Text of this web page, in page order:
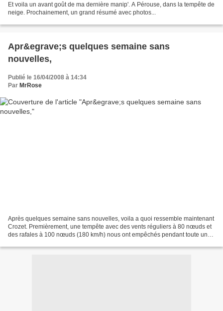
Et voila un avant goût de ma dernière manip'. A Pérouse, dans la tempête de
neige. Prochainement, un grand résumé avec photos...
Apr&egrave;s quelques semaine sans
nouvelles,
Publié le 16/04/2008 à 14:34
Par MrRose
Après quelques semaine sans nouvelles, voila a quoi ressemble maintenant
Crozet. Premièrement, une tempête avec des vents réguliers à 80 nœuds et
des rafales à 100 nœuds (180 km/h) nous ont empêchés pendant toute une